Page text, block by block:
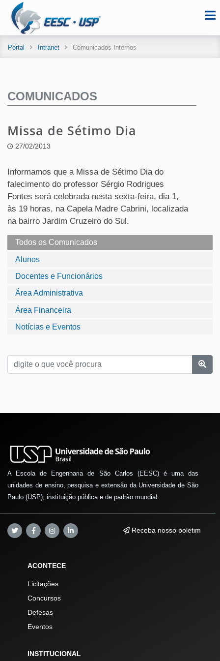
Portal Intranet Comunicados Internos
Todos os Comunicados
Alunos
Docentes e Funcionários
Área Administrativa
Área Financeira
Notícias e Eventos
COMUNICADOS
Missa de Sétimo Dia
27/02/2013
Informamos que a Missa de Sétimo Dia do
falecimento do professor Sérgio Rodrigues
Fontes será celebrada nesta sexta-feira, dia 1,
às 19 horas, na Capela Madre Cabrini, localizada
na bairro Jardim Cruzeiro do Sul.
A Escola de Engenharia de São Carlos (EESC) é uma das
unidades de ensino, pesquisa e extensão da Universidade de São
Paulo (USP), instituição pública e de padrão mundial.
Receba nosso boletim
ACONTECE
Licitações
Concursos
Defesas
Eventos
INSTITUCIONAL